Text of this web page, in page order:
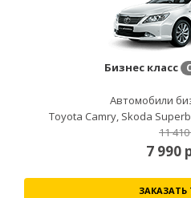
Бизнес класс
Автомобили
Toyota Camry, Skoda
11
7 990
ЗАКАЗАТЬ